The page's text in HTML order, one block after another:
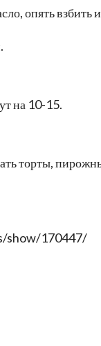
опять взбить и
на 10-15.
торты,
show/170447/